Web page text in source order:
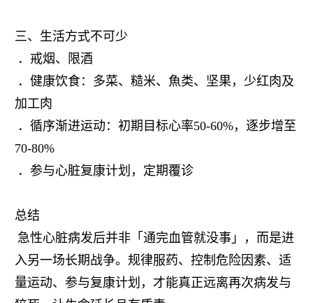
三、⽣活⽅式不可少
．戒烟、限酒
．健康饮食：多菜、糙米、⿂类、坚果，少红⾁及
加⼯⾁
．循序渐进运动：初期⽬标⼼率50-60%，逐步增⾄
70-80%
．参与⼼脏复康计划，定期覆诊
总结
急性⼼脏病发后并非「通完⾎管就没事」，⽽是进
入另⼀场长期战争。规律服药、控制危险因素、适
量运动、参与复康计划，才能真正远离再次病发与